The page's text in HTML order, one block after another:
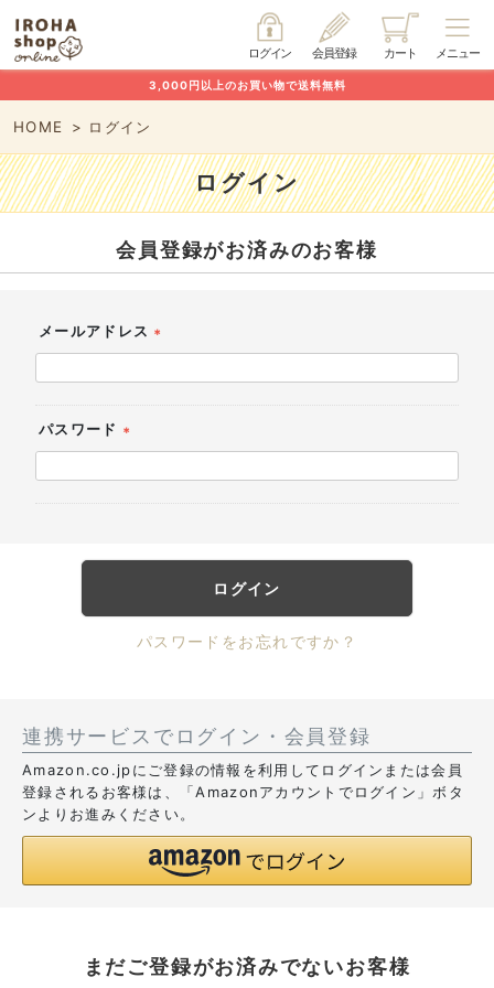
メニュー
カート
会員登録
ログイン
3,000円以上のお買い物で送料無料
HOME ログイン
ログイン
会員登録がお済みのお客様
メールアドレス
(必
須)
パスワード
(必
須)
ログイン
パスワードをお忘れですか？
連携サービスでログイン・会員登録
Amazon.co.jpにご登録の情報を利用してログインまたは会員
登録されるお客様は、「Amazonアカウントでログイン」ボタ
ンよりお進みください。
まだご登録がお済みでないお客様